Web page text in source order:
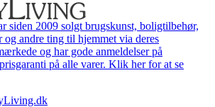
siden 2009 solgt brugskunst, boligtilbehør,
og andre ting til hjemmet via deres
og har gode anmeldelser på
på alle varer. Klik her for at se